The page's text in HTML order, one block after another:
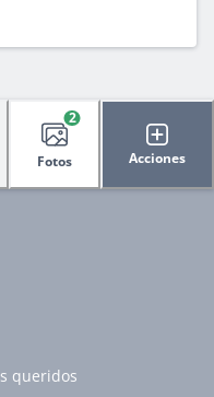
Fotos
2
Acciones
queridos